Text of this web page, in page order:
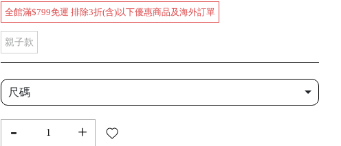
全館滿$799免運 排除3折(含)以下優惠商品及海外訂單
親子款
尺碼
- +